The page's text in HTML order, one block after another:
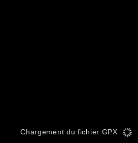
Chargement du fichier GPX